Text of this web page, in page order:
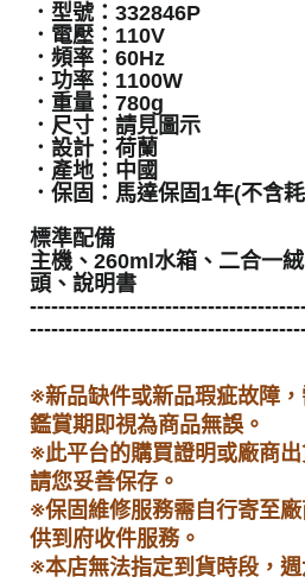
．型號：332846P
．電壓：110V
．頻率：60Hz
．功率：1100W
．重量：780g
．尺寸：請見圖示
．設計：荷蘭
．產地：中國
．保固：馬達保固1年(不含
標準配備
主機、260ml水箱、二合一
頭、說明書
※新品缺件或新品瑕疵故障
鑑賞期即視為商品無誤。
※此平台的購買證明或廠商出
請您妥善保存。
※保固維修服務需自行寄至
供到府收件服務。
※本店無法指定到貨時段，